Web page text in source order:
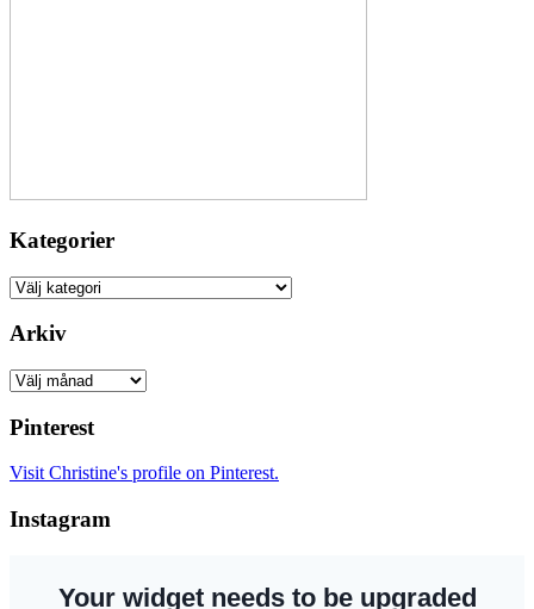
Kategorier
Kategorier
Arkiv
Arkiv
Pinterest
Visit Christine's profile on Pinterest.
Instagram